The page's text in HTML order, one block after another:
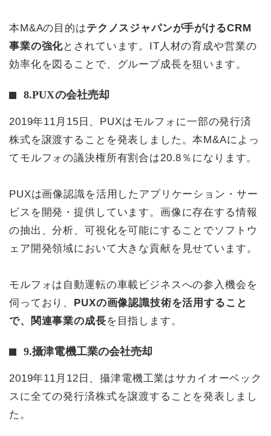
本M&Aの目的はテクノスジャパンが手がけるCRM
事業の強化とされています。IT人材の育成や営業の
効率化を図ることで、グループ成長を狙います。
8.PUXの会社売却
2019年11月15日、PUXはモルフォに一部の発行済
株式を譲渡することを発表しました。本M&Aによっ
てモルフォの議決権所有割合は20.8％になります。
PUXは画像認識を活用したアプリケーション・サー
ビスを開発・提供しています。画像に存在する情報
の抽出、分析、可視化を可能にすることでソフトウ
ェア開発領域において大きな貢献を見せています。
モルフォは自動運転の車載ビジネスへの参入機会を
伺っており、 PUXの画像認識技術を活用すること
で、関連事業の成長を目指します。
9.攝津電機工業の会社売却
2019年11月12日、攝津電機工業はサカイオーベック
スに全ての発行済株式を譲渡することを発表しまし
た。